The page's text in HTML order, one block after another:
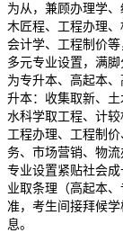
为从，兼顾办理学
木匠程、工程办理
会计学、工程制价等
多元专业设置，满
为专升本、高起本
升本：收集取新、
水科学取工程、计
工程办理、工程制
务、市场营销、物
专业设置紧贴社会
业取条理（高起本
准，考生间接拜候
息。